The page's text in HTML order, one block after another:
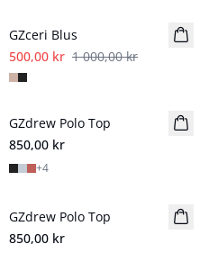
GZceri Blus
500,00 kr 1 000,00 kr
GZdrew Polo Top
850,00 kr
+4
GZdrew Polo Top
850,00 kr